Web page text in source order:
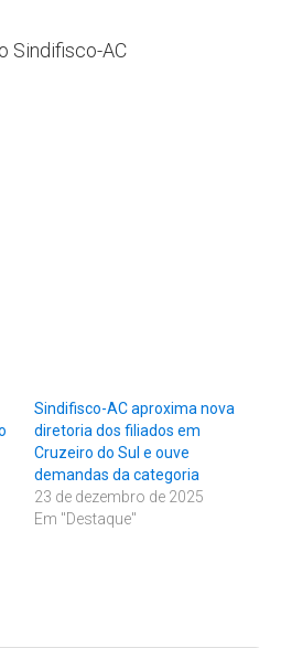
Sindifisco-AC
Sindifisco-AC aproxima nova
diretoria dos filiados em
Cruzeiro do Sul e ouve
demandas da categoria
23 de dezembro de 2025
Em "Destaque"